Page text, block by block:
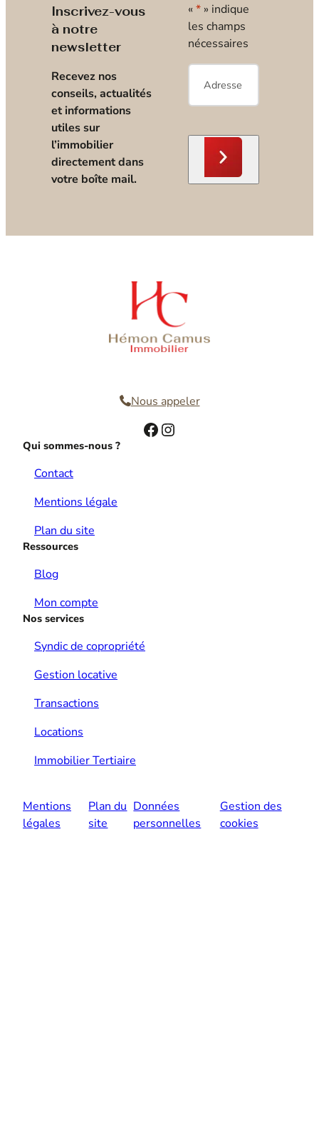
Inscrivez-vous
à notre
newsletter
Recevez nos
conseils, actualités
et informations
utiles sur
l’immobilier
directement dans
votre boîte mail.
« * » indique
les champs
nécessaires
E-
mail*
Nous appeler
Facebook Instagram
Qui sommes-nous ?
Contact
Mentions légale
Plan du site
Ressources
Blog
Mon compte
Nos services
Syndic de copropriété
Gestion locative
Transactions
Locations
Immobilier Tertiaire
Mentions
légales
Plan du
site
Données
personnelles
Gestion des
cookies